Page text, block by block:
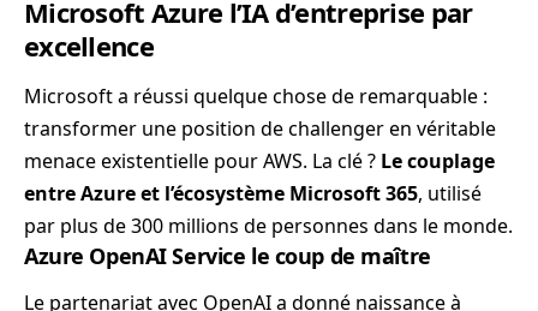
Microsoft Azure l’IA d’entreprise par
excellence
Microsoft a réussi quelque chose de remarquable :
transformer une position de challenger en véritable
menace existentielle pour AWS. La clé ? Le couplage
entre Azure et l’écosystème Microsoft 365, utilisé
par plus de 300 millions de personnes dans le monde.
Azure OpenAI Service le coup de maître
Le partenariat avec OpenAI a donné naissance à